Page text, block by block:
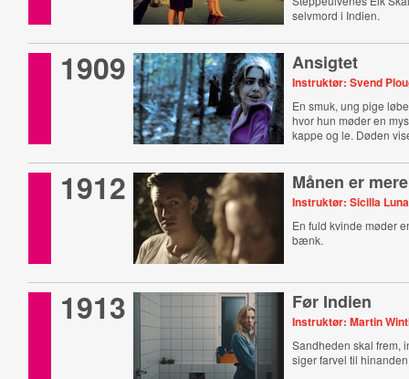
selvmord i Indien.
1909 Ansigtet
Instruktør: Svend
En smuk, ung pige
hvor hun møder en
kappe og le. Døden
1912 Månen er
Instruktør: Sicilla Luna
En fuld kvinde møder
bænk.
1913 Før Indien
Instruktør: Martin
Sandheden skal frem,
siger farvel til